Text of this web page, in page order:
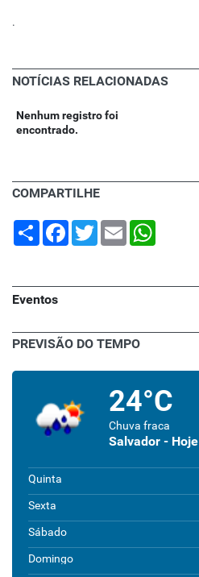
.
NOTÍCIAS RELACIONADAS
Nenhum registro foi
encontrado.
COMPARTILHE
Share Facebook
TwitterEmail
Eventos
PREVISÃO DO TEMPO
24°C
Chuva fraca
Salvador - Hoje
Quinta
Sexta
Sábado
Domingo